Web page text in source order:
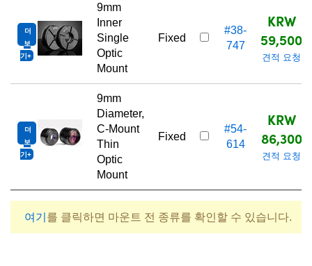
더
보
기
9mm
Inner
Single
Optic
Mount
Fixed
#38-
747
KRW
59,500
견적 요청
더
보
기
9mm
Diameter,
C-Mount
Thin
Optic
Mount
Fixed
#54-
614
KRW
86,300
견적 요청
여기 를 클릭하면 마운트 전 종류를 확인할 수 있습니다.